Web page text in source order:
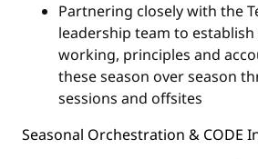
Partnering closely with the
leadership team to
working, principles and
these season over season
sessions and offsites
Seasonal Orchestration & CODE